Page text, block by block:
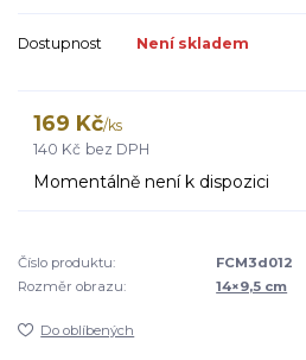
Dostupnost Není skladem
169 Kč/ks
140 Kč bez DPH
Momentálně není k dispozici
Číslo produktu:
FCM3d012
Rozměr obrazu:
14×9,5 cm
Do oblíbených